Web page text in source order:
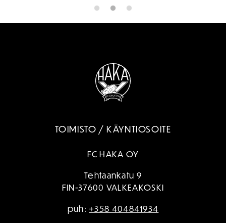
TOIMISTO / KÄYNTIOSOITE
FC HAKA OY
Tehtaankatu 9
FIN-37600 VALKEAKOSKI
puh:+358 404841934